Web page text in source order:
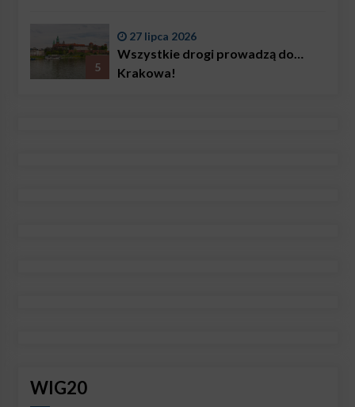
5
27 lipca 2026
Wszystkie drogi prowadzą do…
Krakowa!
WIG20